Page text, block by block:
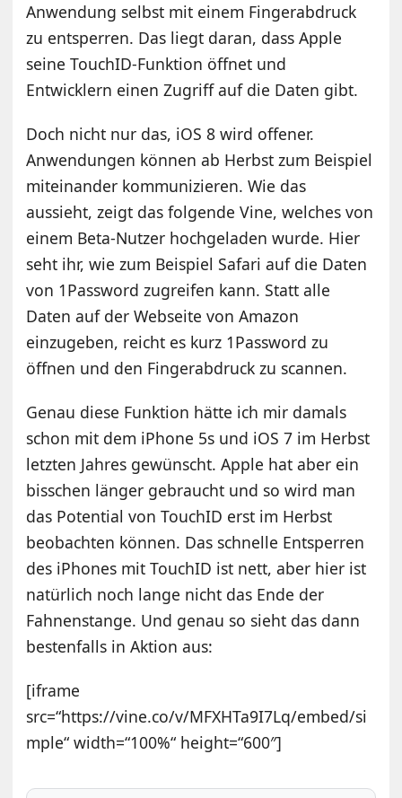
Anwendung selbst mit einem Fingerabdruck
zu entsperren. Das liegt daran, dass Apple
seine TouchID-Funktion öffnet und
Entwicklern einen Zugriff auf die Daten gibt.
Doch nicht nur das, iOS 8 wird offener.
Anwendungen können ab Herbst zum Beispiel
miteinander kommunizieren. Wie das
aussieht, zeigt das folgende Vine, welches von
einem Beta-Nutzer hochgeladen wurde. Hier
seht ihr, wie zum Beispiel Safari auf die Daten
von 1Password zugreifen kann. Statt alle
Daten auf der Webseite von Amazon
einzugeben, reicht es kurz 1Password zu
öffnen und den Fingerabdruck zu scannen.
Genau diese Funktion hätte ich mir damals
schon mit dem iPhone 5s und iOS 7 im Herbst
letzten Jahres gewünscht. Apple hat aber ein
bisschen länger gebraucht und so wird man
das Potential von TouchID erst im Herbst
beobachten können. Das schnelle Entsperren
des iPhones mit TouchID ist nett, aber hier ist
natürlich noch lange nicht das Ende der
Fahnenstange. Und genau so sieht das dann
bestenfalls in Aktion aus:
[iframe
src=“https://vine.co/v/MFXHTa9I7Lq/embed/si
mple“ width=“100%“ height=“600″]